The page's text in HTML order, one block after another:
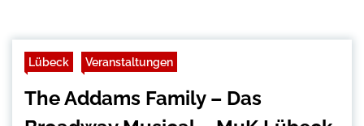
Lübeck Veranstaltungen
The Addams Family – Das